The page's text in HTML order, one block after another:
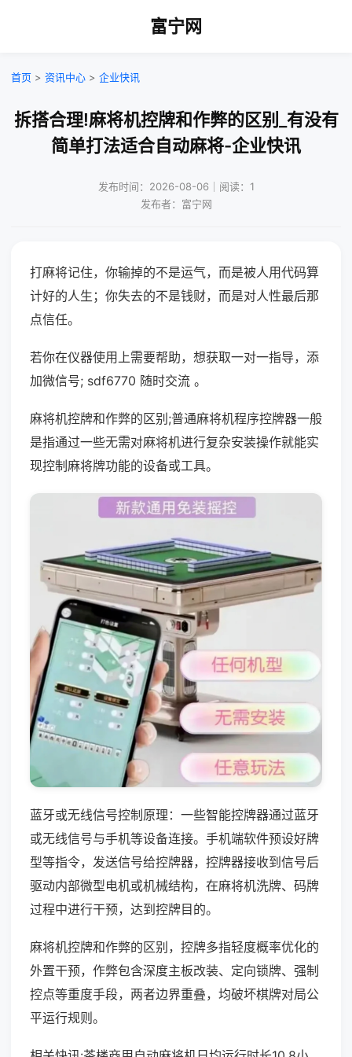
富宁网
首页 > 资讯中心 > 企业快讯
拆搭合理!麻将机控牌和作弊的区别_有没有
简单打法适合自动麻将-企业快讯
发布时间：2026-08-06｜阅读：1
发布者：富宁网
打麻将记住，你输掉的不是运气，而是被人用代码算
计好的人生；你失去的不是钱财，而是对人性最后那
点信任。
若你在仪器使用上需要帮助，想获取一对一指导，添
加微信号; sdf6770 随时交流 。
麻将机控牌和作弊的区别;普通麻将机程序控牌器一般
是指通过一些无需对麻将机进行复杂安装操作就能实
现控制麻将牌功能的设备或工具。
蓝牙或无线信号控制原理：一些智能控牌器通过蓝牙
或无线信号与手机等设备连接。手机端软件预设好牌
型等指令，发送信号给控牌器，控牌器接收到信号后
驱动内部微型电机或机械结构，在麻将机洗牌、码牌
过程中进行干预，达到控牌目的。
麻将机控牌和作弊的区别，控牌多指轻度概率优化的
外置干预，作弊包含深度主板改装、定向锁牌、强制
控点等重度手段，两者边界重叠，均破坏棋牌对局公
平运行规则。